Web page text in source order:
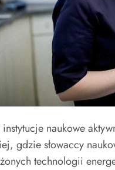
instytucje naukowe
gdzie słowaccy
technologii